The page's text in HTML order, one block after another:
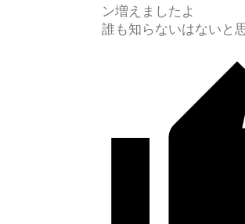
ン増えましたよ
誰も知らないはないと